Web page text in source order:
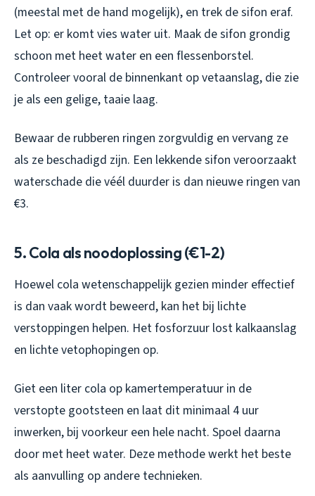
(meestal met de hand mogelijk), en trek de sifon eraf.
Let op: er komt vies water uit. Maak de sifon grondig
schoon met heet water en een flessenborstel.
Controleer vooral de binnenkant op vetaanslag, die zie
je als een gelige, taaie laag.
Bewaar de rubberen ringen zorgvuldig en vervang ze
als ze beschadigd zijn. Een lekkende sifon veroorzaakt
waterschade die véél duurder is dan nieuwe ringen van
€3.
5. Cola als noodoplossing (€1-2)
Hoewel cola wetenschappelijk gezien minder effectief
is dan vaak wordt beweerd, kan het bij lichte
verstoppingen helpen. Het fosforzuur lost kalkaanslag
en lichte vetophopingen op.
Giet een liter cola op kamertemperatuur in de
verstopte gootsteen en laat dit minimaal 4 uur
inwerken, bij voorkeur een hele nacht. Spoel daarna
door met heet water. Deze methode werkt het beste
als aanvulling op andere technieken.